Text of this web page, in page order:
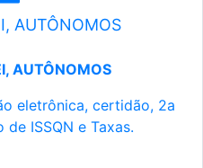
AUTÔNOMOS
AUTÔNOMOS
eletrônica, certidão, 2a
ISSQN e Taxas.